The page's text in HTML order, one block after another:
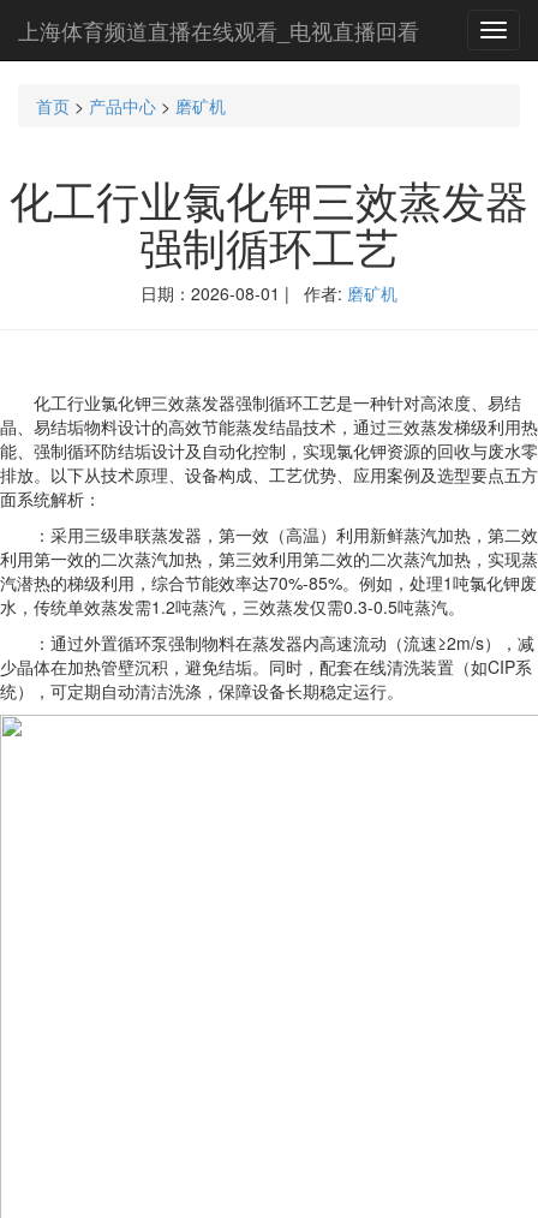
上海体育频道直播在线观看_电视直播回看
首页 > 产品中心 > 磨矿机
化工行业氯化钾三效蒸发器
强制循环工艺
日期：2026-08-01 | 作者: 磨矿机
化工行业氯化钾三效蒸发器强制循环工艺是一种针对高浓度、易结
晶、易结垢物料设计的高效节能蒸发结晶技术，通过三效蒸发梯级利用热
能、强制循环防结垢设计及自动化控制，实现氯化钾资源的回收与废水零
排放。以下从技术原理、设备构成、工艺优势、应用案例及选型要点五方
面系统解析：
：采用三级串联蒸发器，第一效（高温）利用新鲜蒸汽加热，第二效
利用第一效的二次蒸汽加热，第三效利用第二效的二次蒸汽加热，实现蒸
汽潜热的梯级利用，综合节能效率达70%-85%。例如，处理1吨氯化钾废
水，传统单效蒸发需1.2吨蒸汽，三效蒸发仅需0.3-0.5吨蒸汽。
：通过外置循环泵强制物料在蒸发器内高速流动（流速≥2m/s），减
少晶体在加热管壁沉积，避免结垢。同时，配套在线清洗装置（如CIP系
统），可定期自动清洁洗涤，保障设备长期稳定运行。